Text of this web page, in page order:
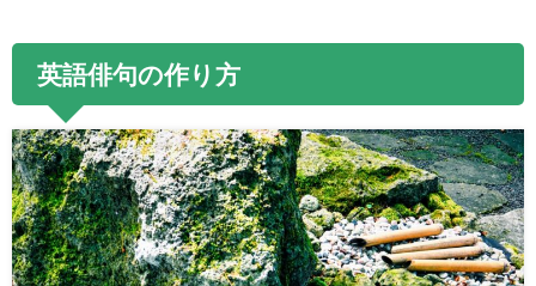
英語俳句の作り方